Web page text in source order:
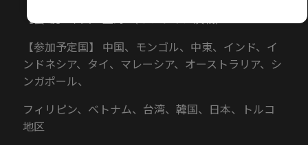
【会場】 中国・上海 （オフライン決戦）
【参加予定国】 中国、モンゴル、中東、インド、イ
ンドネシア、タイ、マレーシア、オーストラリア、シ
ンガポール、
フィリピン、ベトナム、台湾、韓国、日本、トルコ
地区